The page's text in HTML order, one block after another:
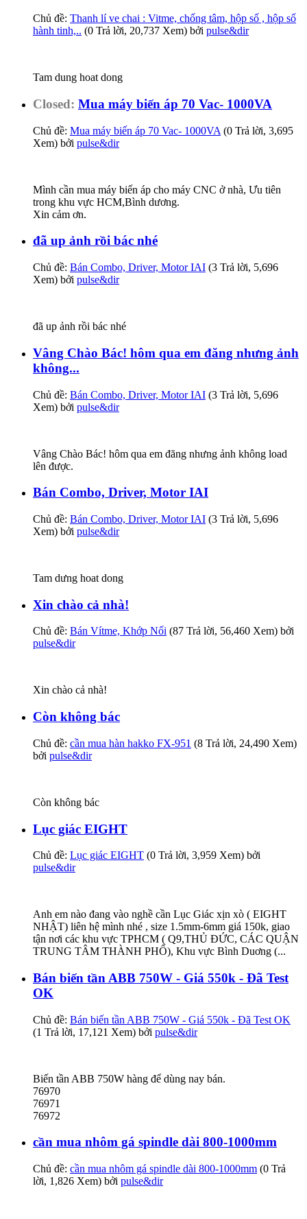
Chủ đề: Thanh lí ve chai : Vitme, chống tâm, hộp số , hộp số
hành tinh,.. (0 Trả lời, 20,737 Xem) bởi pulse&dir
Tam dung hoat dong
Closed: Mua máy biến áp 70 Vac- 1000VA
Chủ đề: Mua máy biến áp 70 Vac- 1000VA (0 Trả lời, 3,695
Xem) bởi pulse&dir
Mình cần mua máy biến áp cho máy CNC ở nhà, Ưu tiên
trong khu vực HCM,Bình dương.
Xin cảm ơn.
đã up ảnh rồi bác nhé
Chủ đề: Bán Combo, Driver, Motor IAI (3 Trả lời, 5,696
Xem) bởi pulse&dir
đã up ảnh rồi bác nhé
Vâng Chào Bác! hôm qua em đăng nhưng ảnh
không...
Chủ đề: Bán Combo, Driver, Motor IAI (3 Trả lời, 5,696
Xem) bởi pulse&dir
Vâng Chào Bác! hôm qua em đăng nhưng ảnh không load
lên được.
Bán Combo, Driver, Motor IAI
Chủ đề: Bán Combo, Driver, Motor IAI (3 Trả lời, 5,696
Xem) bởi pulse&dir
Tam dưng hoat dong
Xin chào cả nhà!
Chủ đề: Bán Vítme, Khớp Nối (87 Trả lời, 56,460 Xem) bởi
pulse&dir
Xin chào cả nhà!
Còn không bác
Chủ đề: cần mua hàn hakko FX-951 (8 Trả lời, 24,490 Xem)
bởi pulse&dir
Còn không bác
Lục giác EIGHT
Chủ đề: Lục giác EIGHT (0 Trả lời, 3,959 Xem) bởi
pulse&dir
Anh em nào đang vào nghề cần Lục Giác xịn xò ( EIGHT
NHẬT) liên hệ mình nhé , size 1.5mm-6mm giá 150k, giao
tận nơi các khu vực TPHCM ( Q9,THỦ ĐỨC, CÁC QUẬN
TRUNG TÂM THÀNH PHỐ), Khu vực Bình Duơng (...
Bán biến tần ABB 750W - Giá 550k - Đã Test
OK
Chủ đề: Bán biến tần ABB 750W - Giá 550k - Đã Test OK
(1 Trả lời, 17,121 Xem) bởi pulse&dir
Biến tần ABB 750W hàng để dùng nay bán.
76970
76971
76972
cần mua nhôm gá spindle dài 800-1000mm
Chủ đề: cần mua nhôm gá spindle dài 800-1000mm (0 Trả
lời, 1,826 Xem) bởi pulse&dir